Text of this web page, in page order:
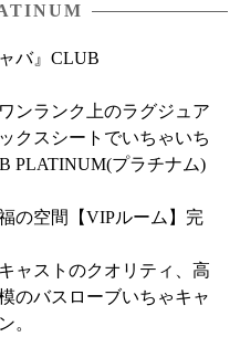
バ』CLUB
ンランク上のラグジュア
クスシートでいちゃいち
PLATINUM(プラチナム)
の空間【VIPルーム】完
ャストのクオリティ、高
のバスローブいちゃキャ
。